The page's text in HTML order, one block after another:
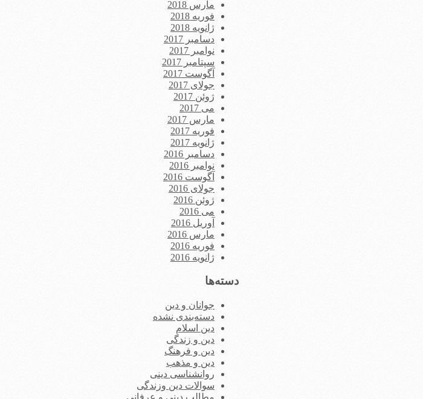
مارس 2018
فوریه 2018
ژانویه 2018
دسامبر 2017
نوامبر 2017
سپتامبر 2017
آگوست 2017
جولای 2017
ژوئن 2017
می 2017
مارس 2017
فوریه 2017
ژانویه 2017
دسامبر 2016
نوامبر 2016
آگوست 2016
جولای 2016
ژوئن 2016
می 2016
آوریل 2016
مارس 2016
فوریه 2016
ژانویه 2016
دسته‌ها
جوانان و دین
دسته‌بندی نشده
دین اسلام
دین و زندگی
دین و فرهنگ
دین و مذهب
روانشناسی دینی
سوالات دین وزندگی
مطالب دینی و عرفانی